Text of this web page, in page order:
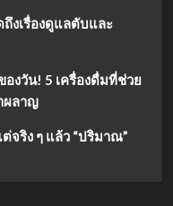
งเรื่องดูแลตับและ
งวัน! 5 เครื่องดื่มที่ช่วย
ผลาญ
ริง ๆ แล้ว “ปริมาณ”